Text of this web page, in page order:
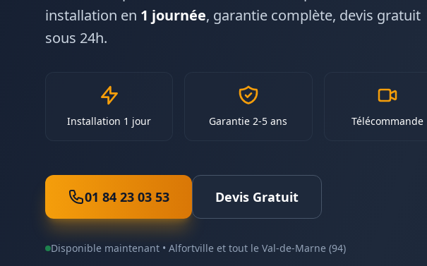
installation en 1 journée, garantie complète, devis gratuit
sous 24h.
Installation 1 jour Garantie 2-5 ans Télécommande
01 84 23 03 53 Devis Gratuit
Disponible maintenant • Alfortville et tout le Val-de-Marne (94)